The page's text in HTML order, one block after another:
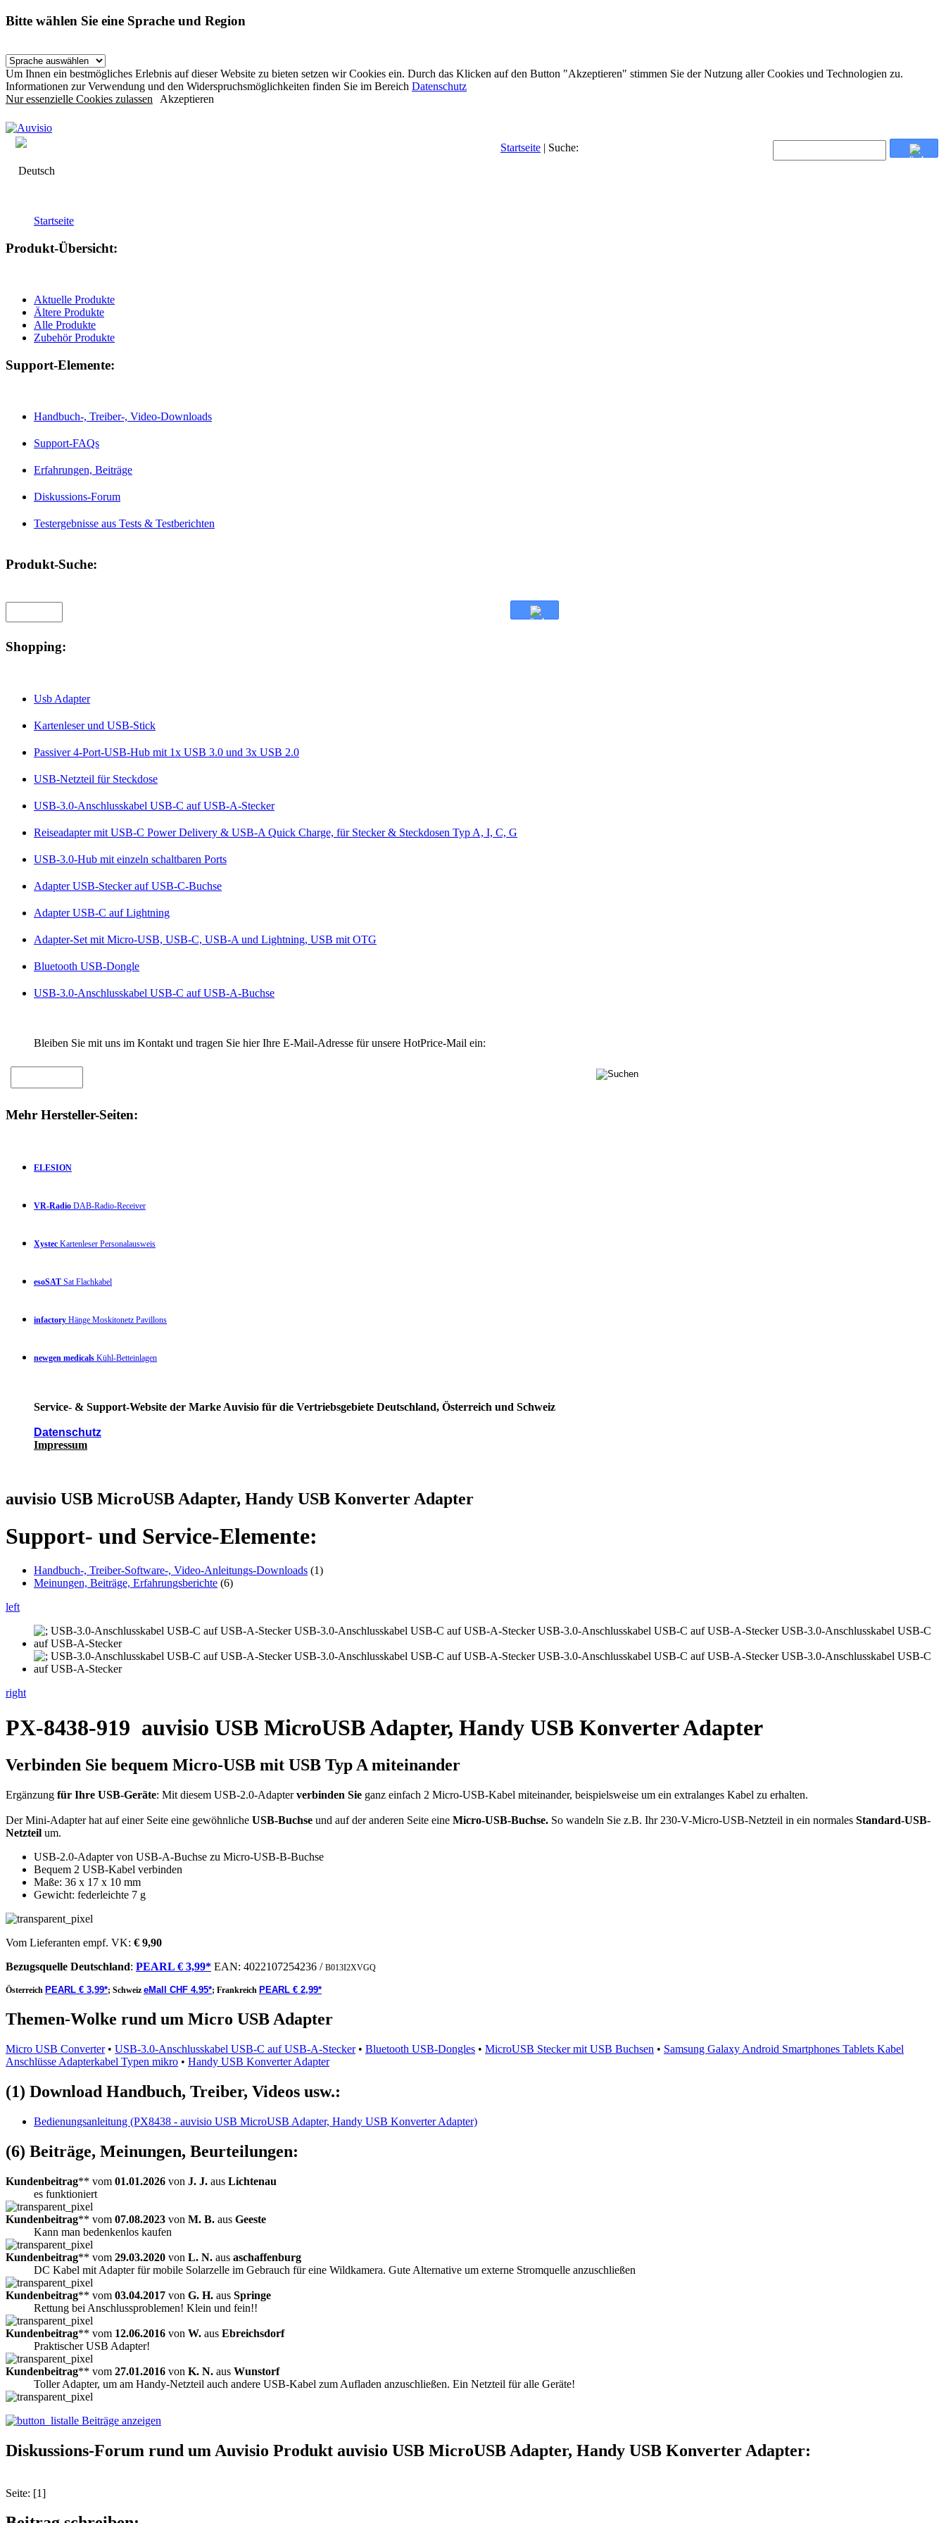
Bitte wählen Sie eine Sprache und Region
Um Ihnen ein bestmögliches Erlebnis auf dieser Website zu bieten setzen wir Cookies ein. Durch das Klicken auf den Button "Akzeptieren" stimmen Sie der Nutzung aller Cookies und Technologien zu.
Informationen zur Verwendung und den Widerspruchsmöglichkeiten finden Sie im Bereich Datenschutz
Nur essenzielle Cookies zulassen Akzeptieren
Deutsch
Startseite | Suche:
Startseite
Produkt-Übersicht:
Aktuelle Produkte
Ältere Produkte
Alle Produkte
Zubehör Produkte
Support-Elemente:
Handbuch-, Treiber-, Video-Downloads
Support-FAQs
Erfahrungen, Beiträge
Diskussions-Forum
Testergebnisse aus Tests & Testberichten
Produkt-Suche:
Shopping:
Usb Adapter
Kartenleser und USB-Stick
Passiver 4-Port-USB-Hub mit 1x USB 3.0 und 3x USB 2.0
USB-Netzteil für Steckdose
USB-3.0-Anschlusskabel USB-C auf USB-A-Stecker
Reiseadapter mit USB-C Power Delivery & USB-A Quick Charge, für Stecker & Steckdosen Typ A, I, C, G
USB-3.0-Hub mit einzeln schaltbaren Ports
Adapter USB-Stecker auf USB-C-Buchse
Adapter USB-C auf Lightning
Adapter-Set mit Micro-USB, USB-C, USB-A und Lightning, USB mit OTG
Bluetooth USB-Dongle
USB-3.0-Anschlusskabel USB-C auf USB-A-Buchse
Bleiben Sie mit uns im Kontakt und tragen Sie hier Ihre E-Mail-Adresse für unsere HotPrice-Mail ein:
Mehr Hersteller-Seiten:
ELESION
VR-Radio DAB-Radio-Receiver
Xystec Kartenleser Personalausweis
esoSAT Sat Flachkabel
infactory Hänge Moskitonetz Pavillons
newgen medicals Kühl-Betteinlagen
Service- & Support-Website der Marke Auvisio für die Vertriebsgebiete Deutschland, Österreich und Schweiz
Datenschutz
Impressum
auvisio USB MicroUSB Adapter, Handy USB Konverter Adapter
Support- und Service-Elemente:
Handbuch-, Treiber-Software-, Video-Anleitungs-Downloads (1)
Meinungen, Beiträge, Erfahrungsberichte (6)
left
right
PX-8438-919 auvisio USB MicroUSB Adapter, Handy USB Konverter Adapter
Verbinden Sie bequem Micro-USB mit USB Typ A miteinander
Ergänzung für Ihre USB-Geräte: Mit diesem USB-2.0-Adapterverbinden Sie ganz einfach 2 Micro-USB-Kabel miteinander, beispielsweise um ein extralanges Kabel zu erhalten.
Der Mini-Adapter hat auf einer Seite eine gewöhnliche USB-Buchse und auf der anderen Seite eine Micro-USB-Buchse. So wandeln Sie z.B. Ihr 230-V-Micro-USB-Netzteil in ein normales Standard-USB-
Netzteil um.
USB-2.0-Adapter von USB-A-Buchse zu Micro-USB-B-Buchse
Bequem 2 USB-Kabel verbinden
Maße: 36 x 17 x 10 mm
Gewicht: federleichte 7 g
Vom Lieferanten empf. VK: € 9,90
Bezugsquelle Deutschland: PEARL € 3,99* EAN: 4022107254236 / B013I2XVGQ
Österreich PEARL € 3,99*; Schweiz eMall CHF 4.95*; Frankreich PEARL € 2,99*
Themen-Wolke rund um Micro USB Adapter
Micro USB Converter• USB-3.0-Anschlusskabel USB-C auf USB-A-Stecker• Bluetooth USB-Dongles • MicroUSB Stecker mit USB Buchsen • Samsung Galaxy Android Smartphones Tablets Kabel
Anschlüsse Adapterkabel Typen mikro • Handy USB Konverter Adapter
(1) Download Handbuch, Treiber, Videos usw.:
Bedienungsanleitung (PX8438 - auvisio USB MicroUSB Adapter, Handy USB Konverter Adapter)
(6) Beiträge, Meinungen, Beurteilungen:
Kundenbeitrag** vom 01.01.2026 von J. J. aus Lichtenau
es funktioniert
Kundenbeitrag** vom 07.08.2023 von M. B. aus Geeste
Kann man bedenkenlos kaufen
Kundenbeitrag** vom 29.03.2020 von L. N. aus aschaffenburg
DC Kabel mit Adapter für mobile Solarzelle im Gebrauch für eine Wildkamera. Gute Alternative um externe Stromquelle anzuschließen
Kundenbeitrag** vom 03.04.2017 von G. H. aus Springe
Rettung bei Anschlussproblemen! Klein und fein!!
Kundenbeitrag** vom 12.06.2016 von W. aus Ebreichsdorf
Praktischer USB Adapter!
Kundenbeitrag** vom 27.01.2016 von K. N. aus Wunstorf
Toller Adapter, um am Handy-Netzteil auch andere USB-Kabel zum Aufladen anzuschließen. Ein Netzteil für alle Geräte!
alle Beiträge anzeigen
Diskussions-Forum rund um Auvisio Produkt auvisio USB MicroUSB Adapter, Handy USB Konverter Adapter:
Seite: [1]